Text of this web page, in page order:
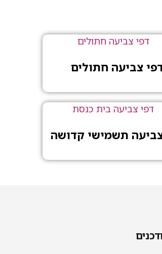
צביעה חתולים
תשמישי קדושה